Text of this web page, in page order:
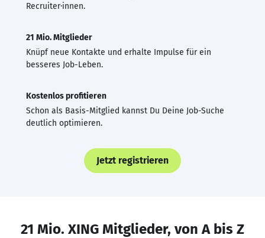
Recruiter·innen.
21 Mio. Mitglieder
Knüpf neue Kontakte und erhalte Impulse für ein
besseres Job-Leben.
Kostenlos profitieren
Schon als Basis-Mitglied kannst Du Deine Job-Suche
deutlich optimieren.
Jetzt registrieren
21 Mio. XING Mitglieder, von A bis Z